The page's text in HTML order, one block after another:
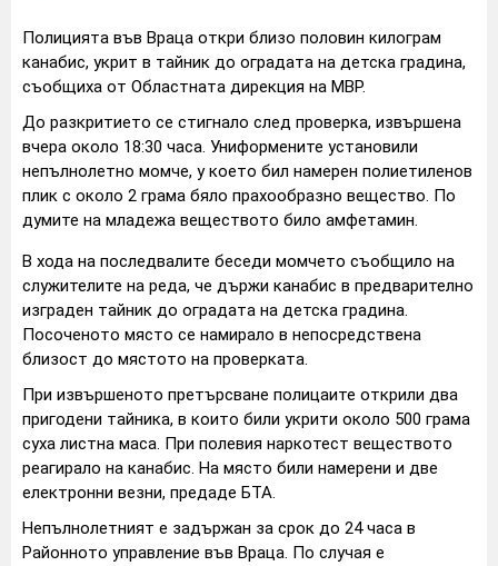
Полицията във Враца откри близо половин килограм
канабис, укрит в тайник до оградата на детска градина,
съобщиха от Областната дирекция на МВР.
До разкритието се стигнало след проверка, извършена
вчера около 18:30 часа. Униформените установили
непълнолетно момче, у което бил намерен полиетиленов
плик с около 2 грама бяло прахообразно вещество. По
думите на младежа веществото било амфетамин.
В хода на последвалите беседи момчето съобщило на
служителите на реда, че държи канабис в предварително
изграден тайник до оградата на детска градина.
Посоченото място се намирало в непосредствена
близост до мястото на проверката.
При извършеното претърсване полицаите открили два
пригодени тайника, в които били укрити около 500 грама
суха листна маса. При полевия наркотест веществото
реагирало на канабис. На място били намерени и две
електронни везни, предаде БТА.
Непълнолетният е задържан за срок до 24 часа в
Районното управление във Враца. По случая е